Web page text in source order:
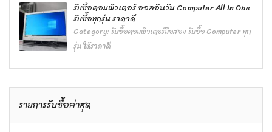
รับซื้อคอมพิวเตอร์ ออลอินวัน Computer All In One
รับซื้อทุกรุ่น ราคาดี
Category:รับซื้อคอมพิวเตอร์มือสอง รับซื้อ Computer ทุก
รุ่น ให้ราคาดี
รายการรับซื้อล่าสุด